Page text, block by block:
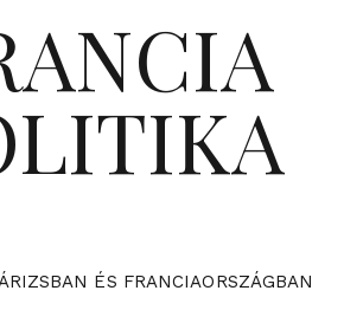
ÉS FRANCIAORSZÁGBAN